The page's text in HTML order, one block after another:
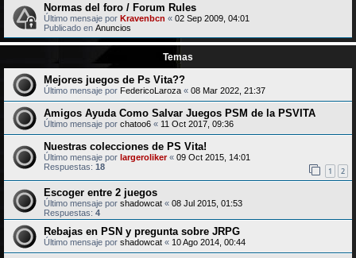
Normas del foro / Forum Rules
Último mensaje por Kravenbcn « 02 Sep 2009, 04:01
Publicado en Anuncios
Temas
Mejores juegos de Ps Vita??
Último mensaje por FedericoLaroza « 08 Mar 2022, 21:37
Amigos Ayuda Como Salvar Juegos PSM de la PSVITA
Último mensaje por chatoo6 « 11 Oct 2017, 09:36
Nuestras colecciones de PS Vita!
Último mensaje por largeroliker« 09 Oct 2015, 14:01
Respuestas: 18 1 2
Escoger entre 2 juegos
Último mensaje por shadowcat « 08 Jul 2015, 01:53
Respuestas: 4
Rebajas en PSN y pregunta sobre JRPG
Último mensaje por shadowcat « 10 Ago 2014, 00:44